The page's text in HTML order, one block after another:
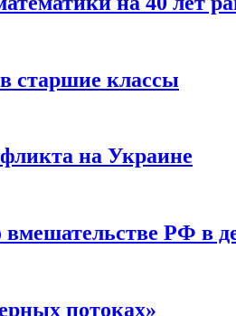
старшие классы
на Украине
вмешательстве РФ в
потоках»